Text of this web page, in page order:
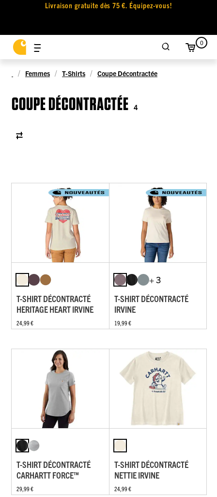
Livraison gratuite dès 75 €. Équipez-vous!
0
Femmes T-Shirts Coupe Décontractée
COUPE DÉCONTRACTÉE 4
T-SHIRT DÉCONTRACTÉ
HERITAGE HEART IRVINE
24,99 €
+ 3
T-SHIRT DÉCONTRACTÉ
IRVINE
19,99 €
T-SHIRT DÉCONTRACTÉ
CARHARTT FORCE™
29,99 €
T-SHIRT DÉCONTRACTÉ
NETTIE IRVINE
24,99 €